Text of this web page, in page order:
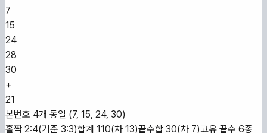
7
15
24
28
30
+
21
본번호 4개 동일 (7, 15, 24, 30)
홀짝 2:4(기준 3:3)합계 110(차 13)끝수합 30(차 7)고유 끝수 6종